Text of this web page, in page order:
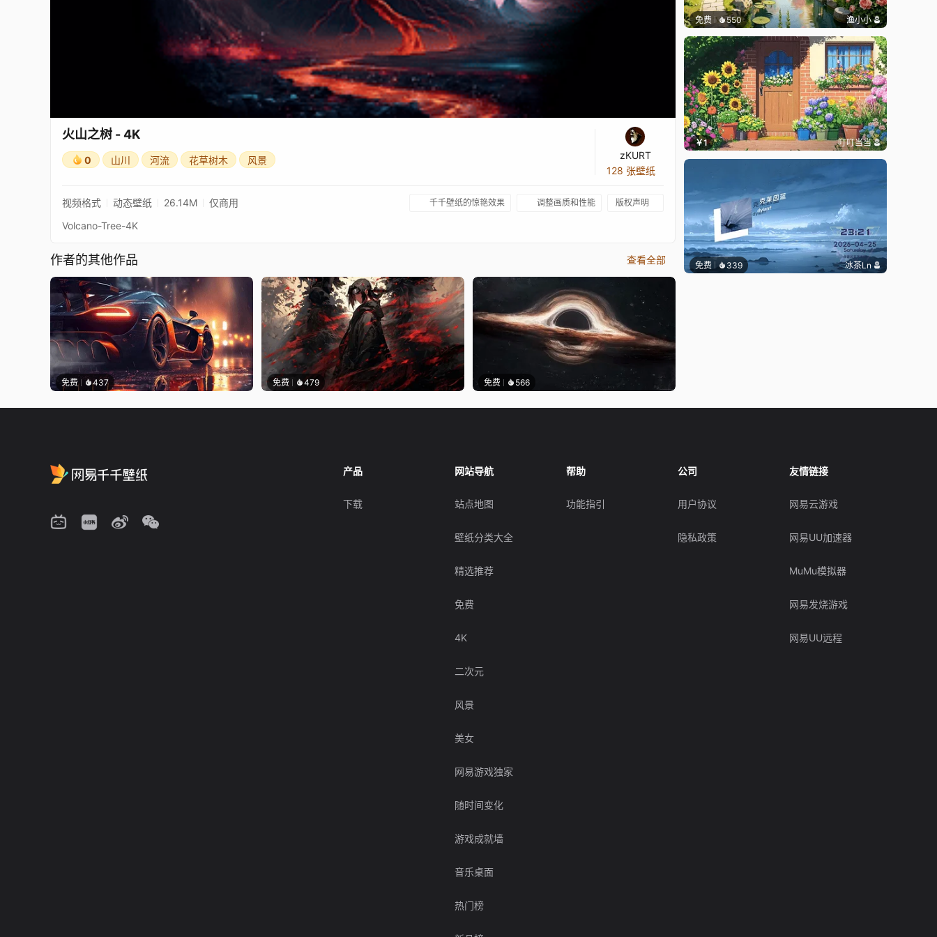
火山之树 - 4K
0 山川 河流 花草树木 风景
zKURT
128 张壁纸
视频格式 动态壁纸 26.14M 仅商用 千千壁纸的惊艳效果 调整画质和性能 版权声明
Volcano-Tree-4K
作者的其他作品 查看全部
免费 437 免费 479 免费 566
免费 550 渔小小
￥1 叮叮当当
免费 339 冰茶Ln
产品
下载
网站导航
站点地图
壁纸分类大全
精选推荐
免费
4K
二次元
风景
美女
网易游戏独家
随时间变化
游戏成就墙
音乐桌面
热门榜
帮助
功能指引
公司
用户协议
隐私政策
友情链接
网易云游戏
网易UU加速器
MuMu模拟器
网易发烧游戏
网易UU远程